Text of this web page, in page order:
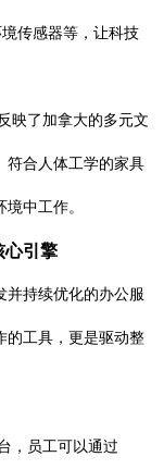
传感器等，让科技
映了加拿大的多元文
符合人体工学的家具
中工作。
心引擎
并持续优化的办公服
的工具，更是驱动整
，员工可以通过